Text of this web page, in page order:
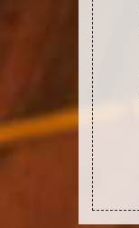
Si
vous